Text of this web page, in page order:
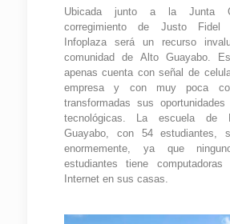
Ubicada junto a la Junta
corregimiento de Justo Fidel
Infoplaza será un recurso
comunidad de Alto Guayabo.
apenas cuenta con señal de
empresa y con muy poca
transformadas sus
tecnológicas. La escuela de
Guayabo, con 54 estudiantes,
enormemente, ya que
estudiantes tiene
Internet en sus casas.